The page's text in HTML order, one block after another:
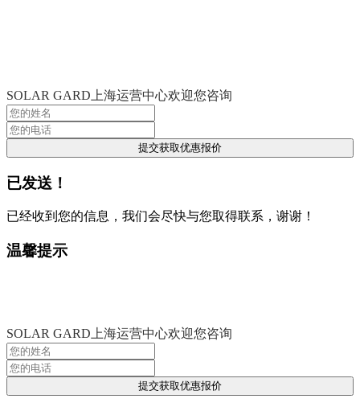
SOLAR GARD上海运营中心欢迎您咨询
提交获取优惠报价
已发送！
已经收到您的信息，我们会尽快与您取得联系，谢谢！
温馨提示
SOLAR GARD上海运营中心欢迎您咨询
提交获取优惠报价